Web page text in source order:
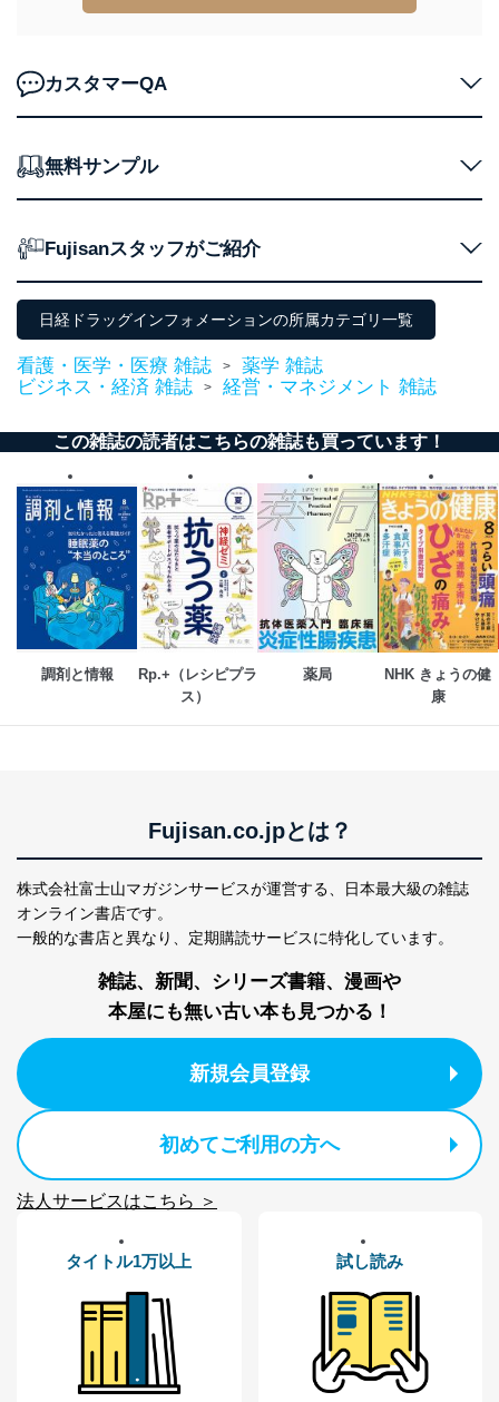
当社は以下の個人情報保護管理者を設置し、個人情報保
個人情報保護管理者: 経営管理グループディレクター 前
No
個人情報の種類 利用目的
1 ービス等をご利用
購入商品の配送のため
商品代金回収のため
ｅメール等による商品、サービ
のため
個人が特定できない形で取得した
閲覧履歴や購買履歴等の情報を分
析して、趣味・嗜好に
応じた新商品・サービスに関する
広告のため
2
当社にお問合わせ
いただいた方の個
人情報
お問い合わせ対応、トラブル対
処、オペレーター教育など応対品
質向上のため
当社カスタマーQ＆
Aサービス利用者
カスタマーQ＆Aサイトの投稿内容
の確認のため
ｅメール等によるカスタマーQ＆A
サイトのサービス内容のご案内の
ｅメール等による商品、サービ
当社の従業者の個
人情報
人事、総務などの雇用管理等のた
め
6
パートナー（提携
企業）からの委託
により当社の
定期購読サービス
個人情報
購入商品配送のため
提携企業及びお客様がご購入され
ル等による商品、
に関するご案内のため
SNS公式アカウン
トに登録された方
当社のサービス利用状況の把握お
処、オペレーター教育など応対品
その他当社のプライバシーポリシ
ー等にて公表する利用目的達成の
ため
※上記の利用目的のうちNo.1～5については保有個人デ
ータ（開示対象個人情報）の利用目的であり、下記4.の
なお、6、7については、パートナー（提携企業）様又は
各SNS運営会社様にご請求いただきますようお願い致し
３．個人情報の第三者提供について
当社は、取得した個人情報を適切に管理し､あらかじめ
本人の同意を得ることなく第三者に提供することはあり
カスタマーQA
無料サンプル
Fujisanスタッフがご紹介
日経ドラッグインフォメーションの所属カテゴリ一覧
看護・医学・医療 雑誌 >
薬学 雑誌
ビジネス・経済 雑誌
> 経営・マネジメント 雑誌
この雑誌の読者はこちらの雑誌も買っています！
調剤と情報
Rp.+（レシピプラ
薬局
NHK きょうの健
康
Fujisan.co.jpとは？
株式会社富士山マガジンサービスが運営する、
日本最大級の雑誌
オンライン書店です。
一般的な書店と異なり、 定期購読サービスに特化しています。
雑誌、新聞、シリーズ書籍、漫画や
本屋にも無い古い本も見つかる！
新規会員登録
初めてご利用の方へ
法人サービスはこちら ＞
タイトル1万以上 試し読み